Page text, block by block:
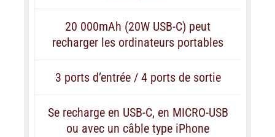
20 000mAh (20W USB-C) peut
recharger les ordinateurs portables
3 ports d’entrée / 4 ports de sortie
Se recharge en USB-C, en MICRO-USB
ou avec un câble type iPhone